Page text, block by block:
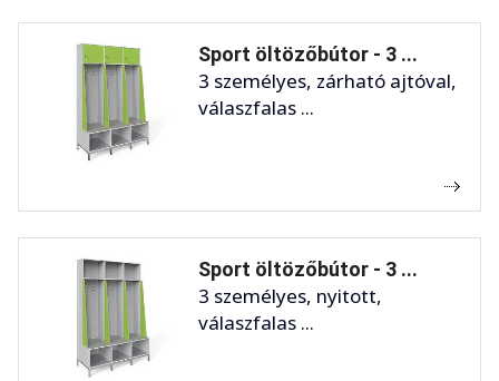
Sport öltözőbútor - 3 ...
3 személyes, zárható ajtóval,
válaszfalas ...
Sport öltözőbútor - 3 ...
3 személyes, nyitott,
válaszfalas ...